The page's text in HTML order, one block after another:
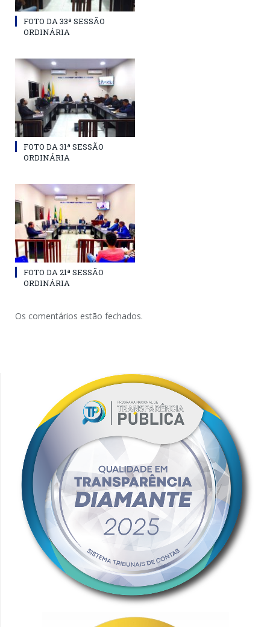
FOTO DA 33ª SESSÃO
ORDINÁRIA
FOTO DA 31ª SESSÃO
ORDINÁRIA
FOTO DA 21ª SESSÃO
ORDINÁRIA
Os comentários estão fechados.